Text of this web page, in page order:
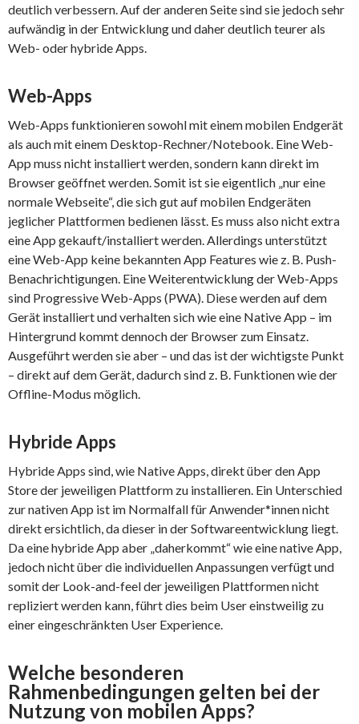
deutlich verbessern. Auf der anderen Seite sind sie jedoch sehr
aufwändig in der Entwicklung und daher deutlich teurer als
Web- oder hybride Apps.
Web-Apps
Web-Apps funktionieren sowohl mit einem mobilen Endgerät
als auch mit einem Desktop-Rechner/Notebook. Eine Web-
App muss nicht installiert werden, sondern kann direkt im
Browser geöffnet werden. Somit ist sie eigentlich „nur eine
normale Webseite“, die sich gut auf mobilen Endgeräten
jeglicher Plattformen bedienen lässt. Es muss also nicht extra
eine App gekauft/installiert werden. Allerdings unterstützt
eine Web-App keine bekannten App Features wie z. B. Push-
Benachrichtigungen. Eine Weiterentwicklung der Web-Apps
sind Progressive Web-Apps (PWA). Diese werden auf dem
Gerät installiert und verhalten sich wie eine Native App – im
Hintergrund kommt dennoch der Browser zum Einsatz.
Ausgeführt werden sie aber – und das ist der wichtigste Punkt
– direkt auf dem Gerät, dadurch sind z. B. Funktionen wie der
Offline-Modus möglich.
Hybride Apps
Hybride Apps sind, wie Native Apps, direkt über den App
Store der jeweiligen Plattform zu installieren. Ein Unterschied
zur nativen App ist im Normalfall für Anwender*innen nicht
direkt ersichtlich, da dieser in der Softwareentwicklung liegt.
Da eine hybride App aber „daherkommt“ wie eine native App,
jedoch nicht über die individuellen Anpassungen verfügt und
somit der Look-and-feel der jeweiligen Plattformen nicht
repliziert werden kann, führt dies beim User einstweilig zu
einer eingeschränkten User Experience.
Welche besonderen
Rahmenbedingungen gelten bei der
Nutzung von mobilen Apps?